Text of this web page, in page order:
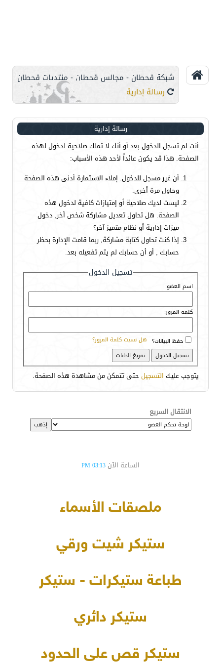
شبكة قحطان - مجالس قحطان - منتديات قحطان
رسالة إدارية
رسالة إدارية
أنت لم تسجل الدخول بعد أو أنك لا تملك صلاحية لدخول لهذه
الصفحة. هذا قد يكون عائداً لأحد هذه الأسباب:
أن غير مسجل للدخول. إملاء الاستمارة أدنى هذه الصفحة
وحاول مرة أخرى.
ليست لديك صلاحية أو إمتيازات كافية لدخول هذه
الصفحة. هل تحاول تعديل مشاركة شخص آخر, دخول
ميزات إدارية أو نظام متميز آخر؟
إذا كنت تحاول كتابة مشاركة, ربما قامت الإدارة بحظر
حسابك , أو أن حسابك لم يتم تفعيله بعد.
تسجيل الدخول
اسم العضو:
كلمة المرور:
هل نسيت كلمة المرور؟ حفظ البيانات؟
يتوجب عليك التسجيل حتى تتمكن من مشاهدة هذه الصفحة.
الانتقال السريع
الساعة الآن 03:13 PM
ملصقات الأسماء
ستيكر شيت ورقي
طباعة ستيكرات - ستيكر
ستيكر دائري
ستيكر قص على الحدود